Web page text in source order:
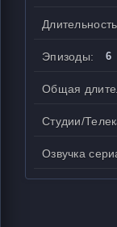
Эпизоды: 6
Общая
Студии/
Озвучка